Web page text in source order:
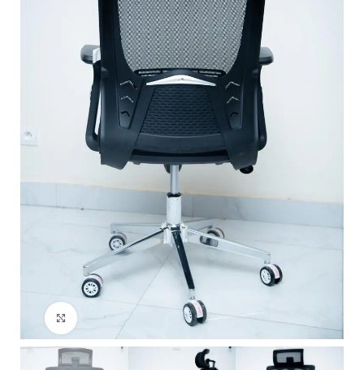
Click to enlarge